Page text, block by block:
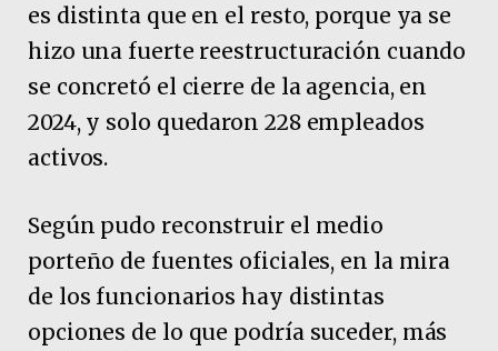
es distinta que en el resto, porque ya se
hizo una fuerte reestructuración cuando
se concretó el cierre de la agencia, en
2024, y solo quedaron 228 empleados
activos.
Según pudo reconstruir el medio
porteño de fuentes oficiales, en la mira
de los funcionarios hay distintas
opciones de lo que podría suceder, más